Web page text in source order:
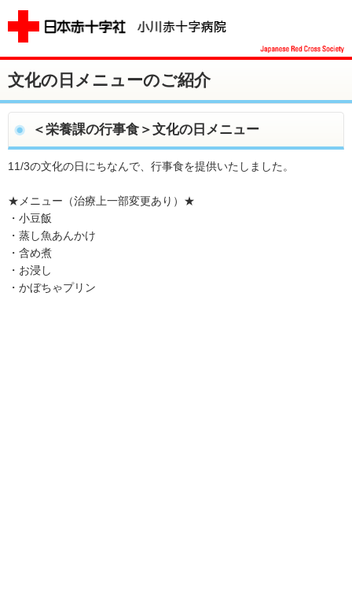
文化の日メニューのご紹介
＜栄養課の行事食＞文化の日メニュー
11/3の文化の日にちなんで、行事食を提供いたしました。
★メニュー（治療上一部変更あり）★
・小豆飯
・蒸し魚あんかけ
・含め煮
・お浸し
・かぼちゃプリン